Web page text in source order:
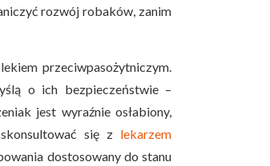
rozwój robaków, zanim
przeciwpasożytniczym.
o ich bezpieczeństwie –
jest wyraźnie osłabiony,
się z lekarzem
dostosowany do stanu